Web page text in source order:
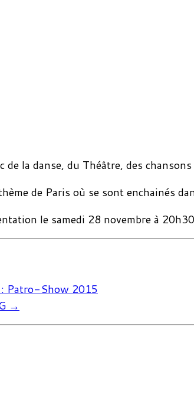
de la danse, du Théâtre, des
de Paris où se sont enchainés
le samedi 28 novembre à
: Patro-Show 2015
→